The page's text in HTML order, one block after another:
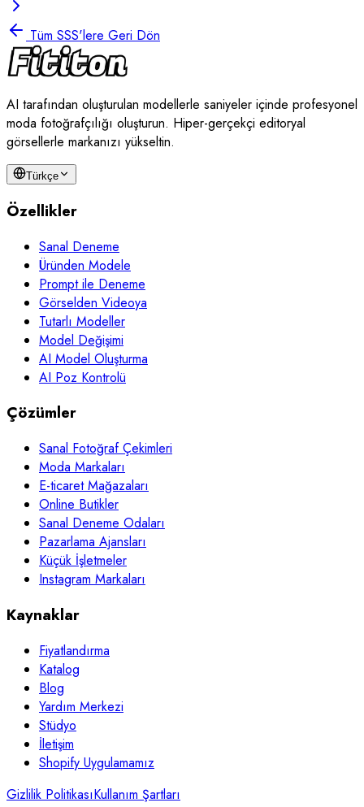
Tüm SSS'lere Geri Dön
AI tarafından oluşturulan modellerle saniyeler içinde profesyonel
moda fotoğrafçılığı oluşturun. Hiper-gerçekçi editoryal
görsellerle markanızı yükseltin.
Türkçe
Özellikler
Sanal Deneme
Üründen Modele
Prompt ile Deneme
Görselden Videoya
Tutarlı Modeller
Model Değişimi
AI Model Oluşturma
AI Poz Kontrolü
Çözümler
Sanal Fotoğraf Çekimleri
Moda Markaları
E-ticaret Mağazaları
Online Butikler
Sanal Deneme Odaları
Pazarlama Ajansları
Küçük İşletmeler
Instagram Markaları
Kaynaklar
Fiyatlandırma
Katalog
Blog
Yardım Merkezi
Stüdyo
İletişim
Shopify Uygulamamız
Gizlilik PolitikasıKullanım Şartları